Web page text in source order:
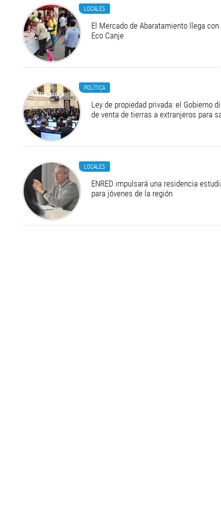
LOCALES
El Mercado de Abaratamiento llega
Eco Canje
POLÍTICA
Ley de propiedad privada: el Gobierno
de venta de tierras a extranjeros para
LOCALES
ENRED impulsará una residencia
para jóvenes de la región